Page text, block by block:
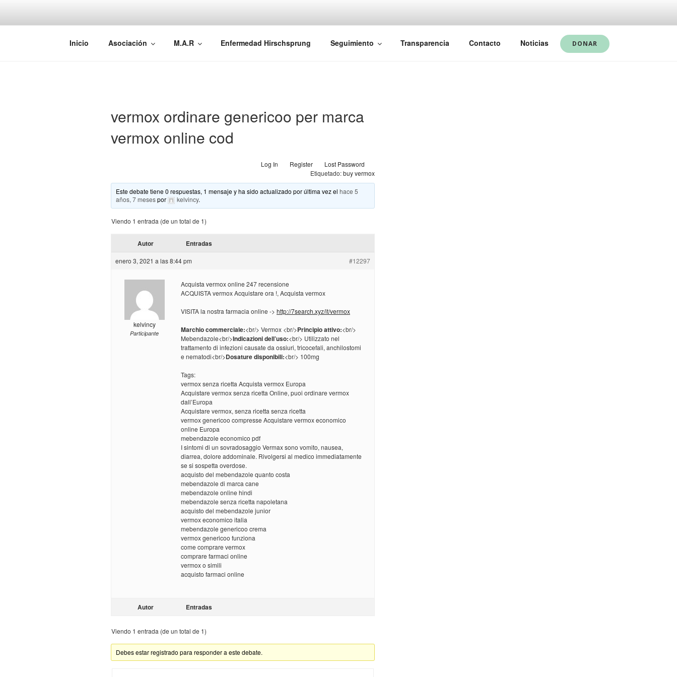
AEMAREH
Asociación Española Malformaciones Ano-Rectales
Inicio Asociación M.A.R Enfermedad Hirschsprung Seguimiento Transparencia Contacto Noticias DONAR
vermox ordinare genericoo per marca
vermox online cod
Log In Register
Lost Password
Etiquetado:buy vermox
Este debate tiene 0 respuestas, 1 mensaje y ha sido actualizado por última vez elhace 5
años, 7 mesespor kelvincy.
Viendo 1 entrada (de un total de 1)
Autor Entradas
enero 3, 2021 a las 8:44 pm #12297
kelvincy
Participante
Acquista vermox online 247 recensione
ACQUISTA vermox Acquistare ora !, Acquista vermox
VISITA la nostra farmacia online -> http://7search.xyz/it/vermox
Marchio commerciale:<br/> Vermox <br/>Principio attivo:<br/>
Mebendazole<br/>Indicazioni dell’uso:<br/> Utilizzato nel
trattamento di infezioni causate da ossiuri, tricocefali, anchilostomi
e nematodi<br/>Dosature disponibili:<br/> 100mg
Tags:
vermox senza ricetta Acquista vermox Europa
Acquistare vermox senza ricetta Online, puoi ordinare vermox
dall’Europa
Acquistare vermox, senza ricetta senza ricetta
vermox genericoo compresse Acquistare vermox economico
online Europa
mebendazole economico pdf
I sintomi di un sovradosaggio Vermax sono vomito, nausea,
diarrea, dolore addominale. Rivolgersi al medico immediatamente
se si sospetta overdose.
acquisto del mebendazole quanto costa
mebendazole di marca cane
mebendazole online hindi
mebendazole senza ricetta napoletana
acquisto del mebendazole junior
vermox economico italia
mebendazole genericoo crema
vermox genericoo funziona
come comprare vermox
comprare farmaci online
vermox o simili
acquisto farmaci online
Autor Entradas
Viendo 1 entrada (de un total de 1)
Debes estar registrado para responder a este debate.